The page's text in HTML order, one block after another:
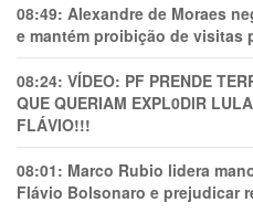
08:49: Alexandre de Moraes
e mantém proibição de visitas
08:24: VÍDEO: PF PRENDE
QUE QUERIAM EXPL0DlR
FLÁVIO!!!
08:01: Marco Rubio lidera
Flávio Bolsonaro e prejudicar